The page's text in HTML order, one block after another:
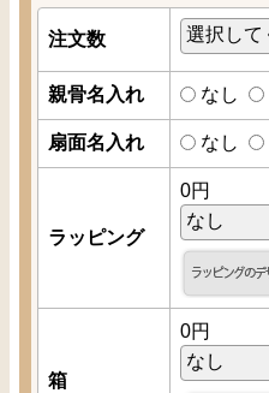
注文数
親骨名入れ なし
扇面名入れ なし
ラッピング
0円
箱
0円